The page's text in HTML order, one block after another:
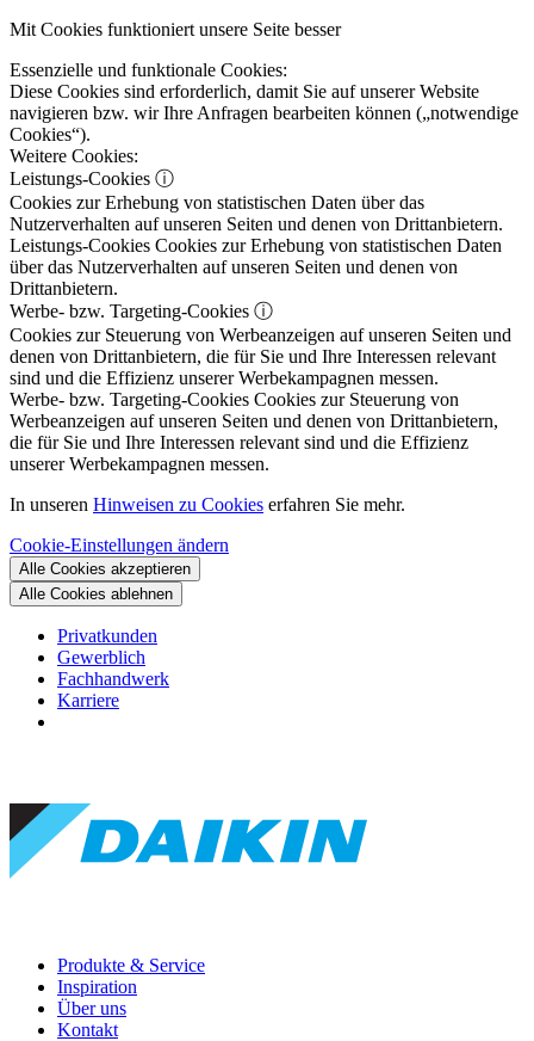
Mit Cookies funktioniert unsere Seite besser
Essenzielle und funktionale Cookies:
Diese Cookies sind erforderlich, damit Sie auf unserer Website
navigieren bzw. wir Ihre Anfragen bearbeiten können („notwendige
Cookies“).
Weitere Cookies:
Leistungs-Cookies ⓘ
Cookies zur Erhebung von statistischen Daten über das
Nutzerverhalten auf unseren Seiten und denen von Drittanbietern.
Leistungs-Cookies Cookies zur Erhebung von statistischen Daten
über das Nutzerverhalten auf unseren Seiten und denen von
Drittanbietern.
Werbe- bzw. Targeting-Cookies ⓘ
Cookies zur Steuerung von Werbeanzeigen auf unseren Seiten und
denen von Drittanbietern, die für Sie und Ihre Interessen relevant
sind und die Effizienz unserer Werbekampagnen messen.
Werbe- bzw. Targeting-Cookies Cookies zur Steuerung von
Werbeanzeigen auf unseren Seiten und denen von Drittanbietern,
die für Sie und Ihre Interessen relevant sind und die Effizienz
unserer Werbekampagnen messen.
In unseren Hinweisen zu Cookies erfahren Sie mehr.
Cookie-Einstellungen ändern
Alle Cookies akzeptieren
Alle Cookies ablehnen
Privatkunden
Gewerblich
Fachhandwerk
Karriere
Produkte & Service
Inspiration
Über uns
Kontakt